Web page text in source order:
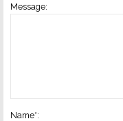
Message:
Name*: